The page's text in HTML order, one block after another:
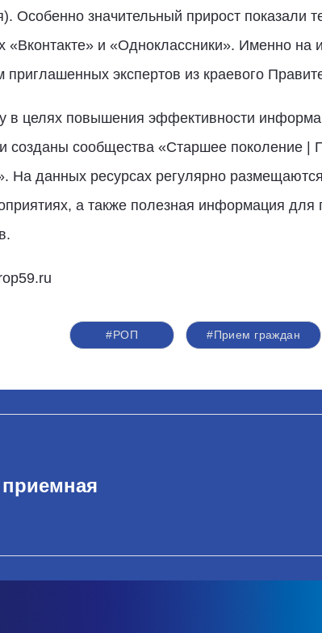
Особенно значительный прирост показали
«Вконтакте» и «Одноклассники». Именно
приглашенных экспертов из краевого
в целях повышения эффективности
созданы сообщества «Старшее поколение |
На данных ресурсах регулярно
а также полезная информация
#РОП #Прием граждан